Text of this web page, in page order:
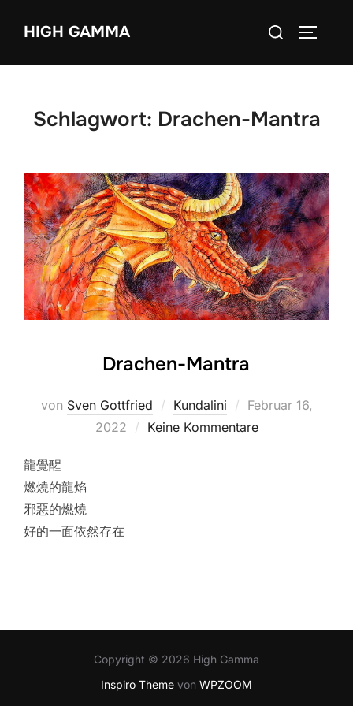
InhaltHIGH GAMMA
Suchen
Schlagwort: Drachen-Mantra
Drachen-Mantra
von Sven Gottfried Kundalini
Veröffentlicht
am
Februar 16,
2022
Keine Kommentare
龍覺醒
燃燒的龍焰
邪惡的燃燒
好的一面依然存在
Copyright © 2026 High Gamma
Inspiro Theme von WPZOOM